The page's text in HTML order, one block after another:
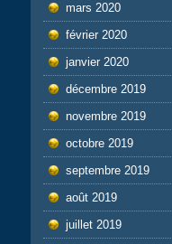
mars 2020
février 2020
janvier 2020
décembre 2019
novembre 2019
octobre 2019
septembre 2019
août 2019
juillet 2019